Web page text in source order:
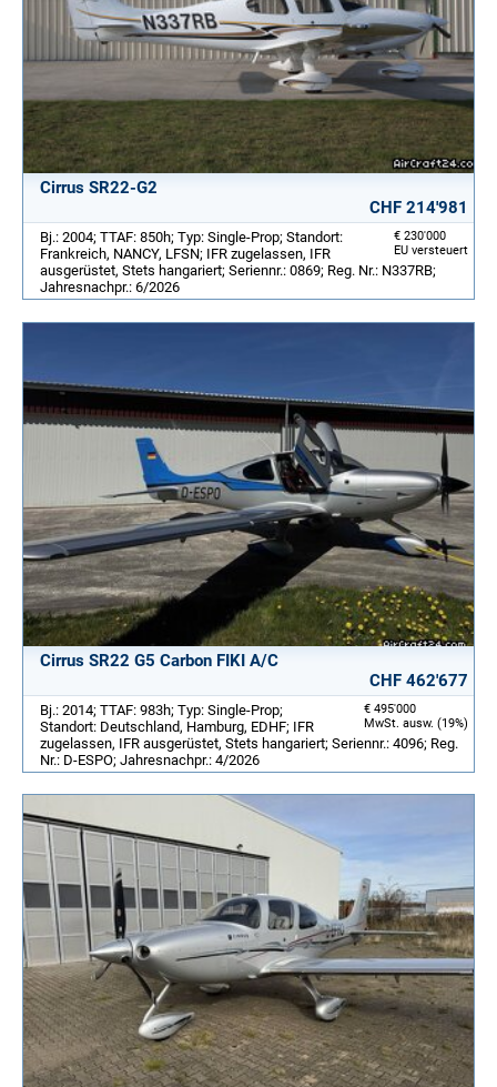
Cirrus SR22-G2
CHF 214'981
€ 230'000
EU versteuert
Bj.: 2004; TTAF: 850h; Typ: Single-Prop; Standort:
Frankreich, NANCY, LFSN; IFR zugelassen, IFR
ausgerüstet, Stets hangariert; Seriennr.: 0869; Reg. Nr.: N337RB;
Jahresnachpr.: 6/2026
Cirrus SR22 G5 Carbon FIKI A/C
CHF 462'677
€ 495'000
MwSt. ausw. (19%)
Bj.: 2014; TTAF: 983h; Typ: Single-Prop;
Standort: Deutschland, Hamburg, EDHF; IFR
zugelassen, IFR ausgerüstet, Stets hangariert; Seriennr.: 4096; Reg.
Nr.: D-ESPO; Jahresnachpr.: 4/2026